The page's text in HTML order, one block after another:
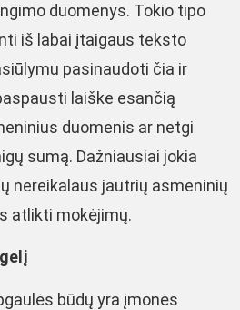
duomenys. Tokio tipo
iš labai įtaigaus teksto
pasinaudoti čia ir
laiške esančią
duomenis ar netgi
sumą. Dažniausiai jokia
nereikalaus jautrių asmeninių
atlikti mokėjimų.
būdų yra įmonės